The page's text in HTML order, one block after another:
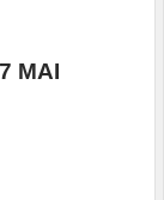
MAI